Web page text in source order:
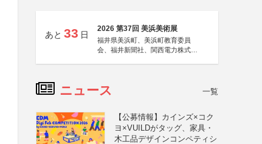
あと 33 日
2026 第37回 美浜美術展
福井県美浜町、美浜町教育委員
会、福井新聞社、関西電力株式会
ニュース 一覧
【公募情報】カインズ×コク
ヨ×VUILDがタッグ、家具・
木工品デザインコンペティシ